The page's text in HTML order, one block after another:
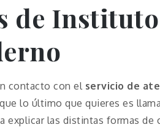
de
contacto con elservicio de
lo último que quieres es
explicar las distintas formas de